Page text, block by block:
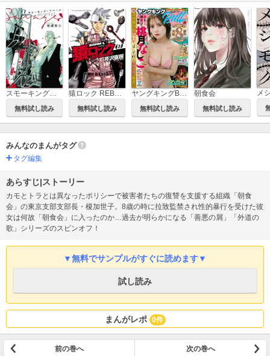
無料試し読み 無料試し読み
ヤングキングBULL
無料試し読み
朝食会
無料試し読み
みんなのまんがタグ
タグ編集
あらすじ|ストーリー
カモとトラとは異なったポリシーで被害者たちの復讐を支援する組織「朝食
会」の東京支部支部長・榎加世子。8歳の時に拉致監禁され性的暴行を受けた彼
女は何故「朝食会」に入ったのか…過去が明らかになる「善悪の屑」「外道の
歌」シリーズのスピンオフ！
▼無料でサンプルがすぐに読めます▼
試し読み
まんがレポ 0件
前の巻へ 次の巻へ